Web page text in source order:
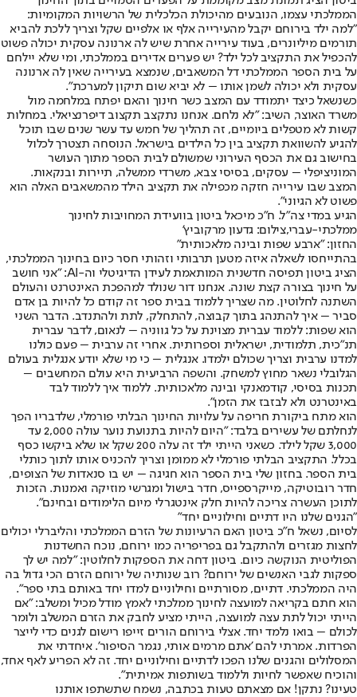
הממלכתי עצמו, הנובעים מהיכולת הכלכלית של הרשויות המקומיות:
״למה ילד בירוחם יקבל מהעירייה אלף או אלפיים שקל וצריך ללכת להביא
תורמים מיליונרים, בעוד עירייה אחרת שיש לה ארנונה עסקית יכולה פשוט
להכפיל את התקציב לכל ילד? יש פערים אדירים בממלכתי, ומי שלא יילחם
על בית הספר הממלכתי דל המשאבים, שנמצא בעירייה שאין לה ארנונה
עסקית ולא יכולה לשמן אותו – לא יביא שום תיקון למערכת״.
כשנשאל כיצד יתמודד עם המצב כשר חינוך והאם יפתח במלחמה מול
משרד האוצר, השיב: ״לא נלחם. אנחנו נתקצב תקצוב דיפרנציאלי. במחלות
קשות לא מטפלים ביומיים, זה תהליך של חמש עד עשר שנים שבו תוכל
להגיע להשוואת תקציב בין כל הילדים בישראל. הנוסחה תצטרך לכלול
בחישוב גם את הכסף העירוני שמשולם לבית הספר מתוך העושר
המוניציפלי – עסקים, בסיסי צבא, משרדי ממשלה, תיירות ובנקאות.
המצב שבו עירייה חזקה מכפילה את תקציב הילד מהמשאבים האלה הוא
פשוט לא הגיוני״.
הגיע במדי צה"ל. ח"כ מיכאל ביטון בוועידת המחויבות לחינוך
ממלכתי-עברי,צילום: גדעון מרקוביץ'
החזון: "ארבע שפות ובינה מלאכותית״
בהתייחסו לשאלה איזה מטען תרבותי וזהותי חסר כיום בחינוך הממלכתי,
הציג ביטון תפיסה חדשנית המותאמת לעידן הדיגיטלי וה-AI: ״אני חושב
על חינוך בצורה קצת שונה. אנחנו דור שנולד למהפכת האינטרנט והעולם
השתנה לחלוטין. מה שצריך ללמוד בבית ספר זה קודם כל להיות בן אדם
סביר – איך להתנהג בתוך קבוצה, להתחלק, לתת ולהתנדב. הדבר השני
הוא שפות: ללמוד עברית מצוינת על כל גווניה – לנאום, לדבר עברית
תנ״כית, תלמודית, ישראלית וספרותית. אחרי זה ערבית – פעם כולנו
למדנו ערבית וצריך שכולם ילמדו. אנגלית – כי מי שלא יודע אנגלית בעולם
הגלובלי נשאר מחוץ למשחק. והשפה הרביעית היא עולם המחשבים –
תכנות בסיסי, קודמאנקי ובינה מלאכותית. ללמוד איך ללמוד לבד
באינטרנט ולא לבזבז את הזמן״.
הוא מתח ביקורת חריפה על עלויות החינוך הבלתי פורמלי, שלדבריו הפך
לנחלתם של עשירים בלבד: ״היום להיות בתנועת נוער עולה 2,000 עד
3,000 שקל לילד. כשאני הייתי ילד זה עלה 200 שקל או שלא ביקשו כסף
בכלל. התקציב הבלתי פורמלי לא ממומן וצריך להכניס אותו לתוך כותלי
בית הספר. בחזון שלי בית הספר הוא חגיגה – יש בו סנאדות של הצופים,
חדר רובוטיקה, מייקרספייס, חדר בישול ומגרשי מוזיקה ואמנות. הזכות
לתוכן העשרה צריכה להיות חלק אינטגרלי מיום הלימודים ובחינם״.
״הגנים שלנו היו דתיים וחילוניים יחד״
לסיום, נשאל ח״כ ביטון האם הרעיונות של הזרם הממלכתי והליברלי יכולים
לחצות מגזרים ולהתקבל גם בפריפריה כמו ירוחם, נוכח החשדנות
הפוליטית הנוקשה כיום. ביטון דחה את הספקות לחלוטין: ״למה יש לך
ספקות לגבי האנשים של ירוחם? רוב שנותיה של ירוחם הזרם הכי גדול בה
היה הממלכתי. דתיים, מסורתיים וחילוניים למדו יחד באותם בתי ספר״.
הוא חתם בקריאה למועצה לחינוך ממלכתי לאמץ מודל מכיל ומשלב: ״אם
הייתי יכול לתת עצה למועצה, הייתי מציע לחבק את הזרם המשלב ולומר
לכולם – בואו נלמד יחד. אצלי בירוחם הורים זייפו רישום לגנים כדי לייצר
הפרדות. אמרתי להם 'אתם מרמים אותי, נגמר הסיפור'. איחדתי את
המסלולים והגנים שלנו הפכו לדתיים וחילוניים יחד. זה לא הפריע לאף אחד,
והוכיח שאפשר לחיות וללמוד בשותפות אמיתית״.
טעינו? נתקן! אם מצאתם טעות בכתבה, נשמח שתשתפו אותנו